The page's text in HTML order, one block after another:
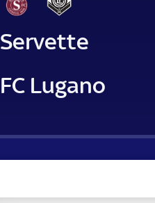
Servette
FC Lugano